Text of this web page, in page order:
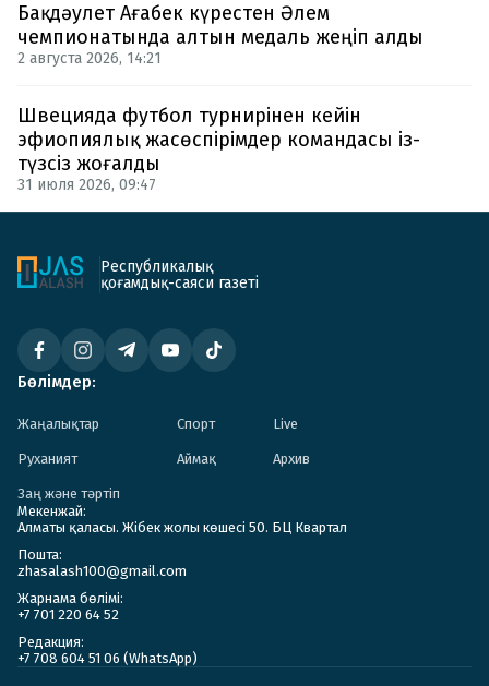
Бақдәулет Ағабек күрестен Әлем
чемпионатында алтын медаль жеңіп алды
2 августа 2026, 14:21
Швецияда футбол турнирінен кейін
эфиопиялық жасөспірімдер командасы із-
түзсіз жоғалды
31 июля 2026, 09:47
Республикалық
қоғамдық-саяси газеті
Бөлімдер:
Жаңалықтар Спорт Live
Руханият Аймақ Архив
Заң және тәртіп
Мекенжай:
Алматы қаласы. Жібек жолы көшесі 50. БЦ Квартал
Пошта:
zhasalash100@gmail.com
Жарнама бөлімі:
+7 701 220 64 52
Редакция:
+7 708 604 51 06 (WhatsApp)